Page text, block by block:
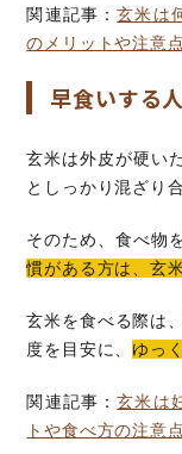
関連記事：玄米は
のメリットや注意
早食いする人
玄米は外皮が硬い
としっかり混ざり
そのため、食べ物
慣がある方は、玄
玄米を食べる際は
度を目安に、 ゆっ
関連記事：玄米は
トや食べ方の注意